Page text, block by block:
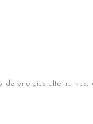
de energías alternativas,